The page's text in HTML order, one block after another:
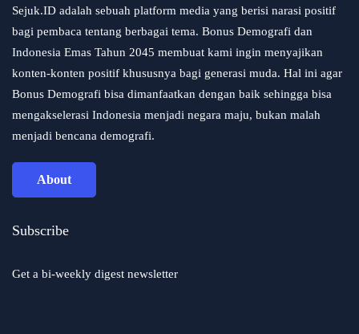
Sejuk.ID adalah sebuah platform media yang berisi narasi positif
bagi pembaca tentang berbagai tema. Bonus Demografi dan
Indonesia Emas Tahun 2045 membuat kami ingin menyajikan
konten-konten positif khususnya bagi generasi muda. Hal ini agar
Bonus Demografi bisa dimanfaatkan dengan baik sehingga bisa
mengakselerasi Indonesia menjadi negara maju, bukan malah
menjadi bencana demografi.
About
Subscribe
Get a bi-weekly digest newsletter